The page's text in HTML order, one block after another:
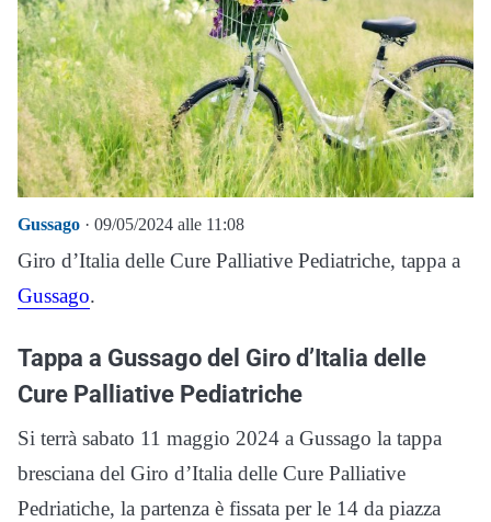
Gussago · 09/05/2024 alle 11:08
Giro d’Italia delle Cure Palliative Pediatriche, tappa a
Gussago.
Tappa a Gussago del Giro d’Italia delle
Cure Palliative Pediatriche
Si terrà sabato 11 maggio 2024 a Gussago la tappa
bresciana del Giro d’Italia delle Cure Palliative
Pedriatiche, la partenza è fissata per le 14 da piazza